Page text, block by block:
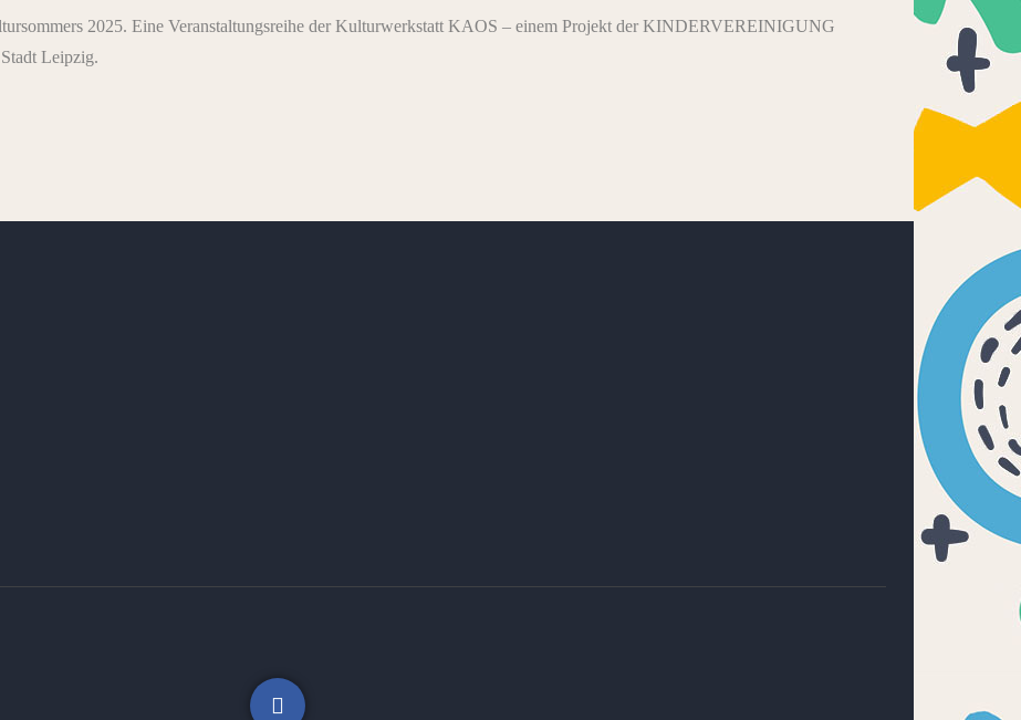
2025. Eine Veranstaltungsreihe der Kulturwerkstatt KAOS – einem Projekt der KINDERVEREINIGUNG
Leipzig.